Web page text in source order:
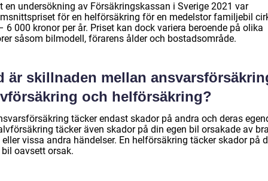
en undersökning av Försäkringskassan i Sverige 2021 var
för en helförsäkring för en medelstor familjebil
6 000 kronor per år. Priset kan dock variera beroende på olika
såsom bilmodell, förarens ålder och bostadsområde.
är skillnaden mellan
och helförsäkring?
täcker endast skador på andra och deras
täcker även skador på din egen bil orsakade av
vissa andra händelser. En helförsäkring täcker skador på
bil oavsett orsak.